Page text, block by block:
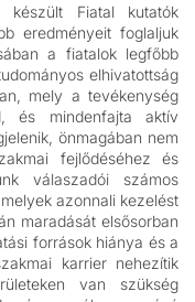
készült Fiatal kutatók
eredményeit foglaljuk
a fiatalok legfőbb
elhivatottság
mely a tevékenység
és mindenfajta aktív
önmagában nem
fejlődéséhez és
válaszadói számos
azonnali kezelést
maradását elsősorban
források hiánya és a
karrier nehezítik
van szükség